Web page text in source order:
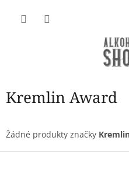
Kremlin Award
Žádné produkty značky
Z